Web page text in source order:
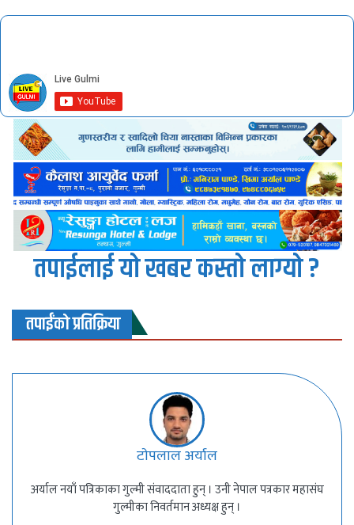
तपाईलाई यो खबर कस्तो लाग्यो ?
तपाईंको प्रतिक्रिया
टाेपलाल अर्याल
अर्याल नयाँ पत्रिकाका गुल्मी संवाददाता हुन् । उनी नेपाल पत्रकार महासंघ
गुल्मीका निवर्तमान अध्यक्ष हुन् ।